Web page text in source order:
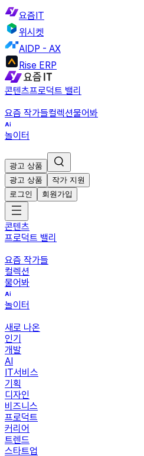
요즘IT
위시켓
AIDP - AX
Rise ERP
콘텐츠프로덕트 밸리
요즘 작가들컬렉션물어봐
놀이터
광고 상품
광고 상품
작가 지원
로그인
회원가입
콘텐츠
프로덕트 밸리
요즘 작가들
컬렉션
물어봐
놀이터
새로 나온
인기
개발
AI
IT서비스
기획
디자인
비즈니스
프로덕트
커리어
트렌드
스타트업